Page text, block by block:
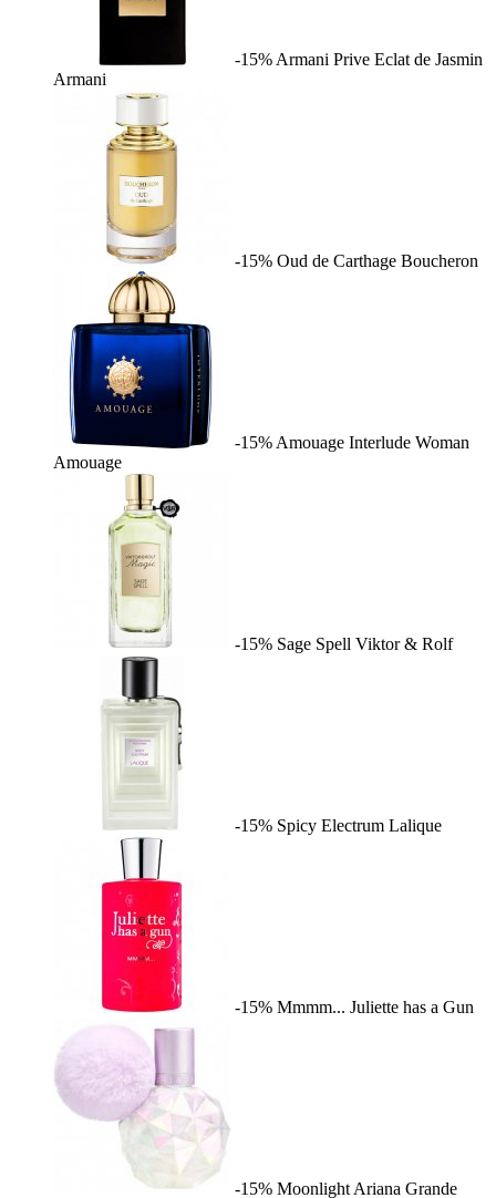
-15% Armani Prive Eclat de Jasmin
Armani
-15% Oud de Carthage Boucheron
-15% Amouage Interlude Woman
Amouage
-15% Sage Spell Viktor & Rolf
-15% Spicy Electrum Lalique
-15% Mmmm... Juliette has a Gun
-15% Moonlight Ariana Grande